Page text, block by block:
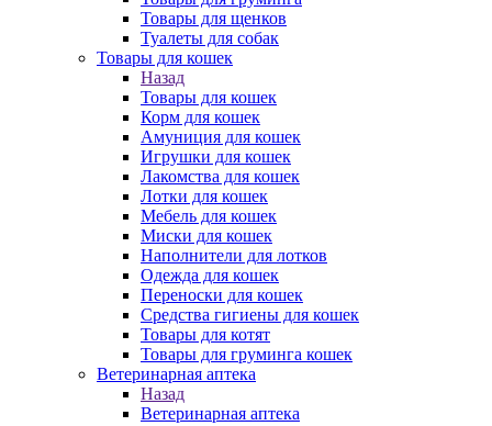
Товары для щенков
Туалеты для собак
Товары для кошек
Назад
Товары для кошек
Корм для кошек
Амуниция для кошек
Игрушки для кошек
Лакомства для кошек
Лотки для кошек
Мебель для кошек
Миски для кошек
Наполнители для лотков
Одежда для кошек
Переноски для кошек
Средства гигиены для кошек
Товары для котят
Товары для груминга кошек
Ветеринарная аптека
Назад
Ветеринарная аптека